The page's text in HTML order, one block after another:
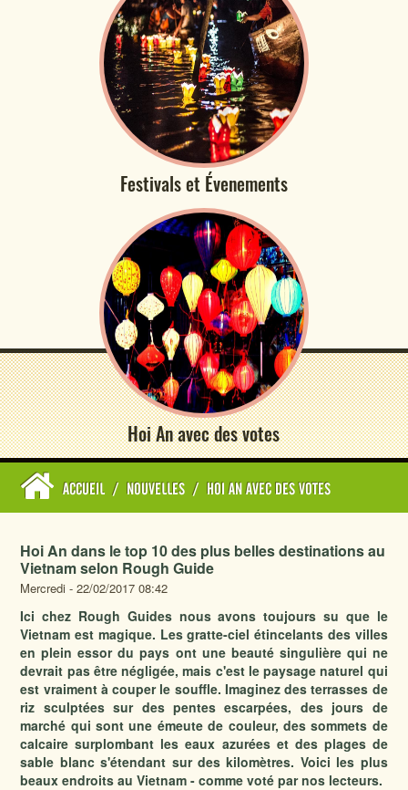
Festivals et Évenements
Hoi An avec des votes
ACCUEIL / NOUVELLES / HOI AN AVEC DES VOTES
Hoi An dans le top 10 des plus belles destinations au
Vietnam selon Rough Guide
Mercredi - 22/02/2017 08:42
Ici chez Rough Guides nous avons toujours su que le
Vietnam est magique. Les gratte-ciel étincelants des villes
en plein essor du pays ont une beauté singulière qui ne
devrait pas être négligée, mais c'est le paysage naturel qui
est vraiment à couper le souffle. Imaginez des terrasses de
riz sculptées sur des pentes escarpées, des jours de
marché qui sont une émeute de couleur, des sommets de
calcaire surplombant les eaux azurées et des plages de
sable blanc s'étendant sur des kilomètres. Voici les plus
beaux endroits au Vietnam - comme voté par nos lecteurs.